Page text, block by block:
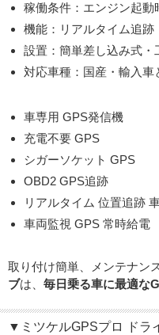
稼働条件：エンジン起動
機能：リアルタイム追跡
設置：簡単差し込み式・
対応車種：国産・輸入車
車専用 GPS発信機
充電不要 GPS
シガーソケット GPS
OBD2 GPS追跡
リアルタイム 位置追跡
車両監視 GPS 常時給電
取り付け簡単、メンテナン
ブは、 毎日乗る車に最適な
▼ミツケルGPSプロ ドラ